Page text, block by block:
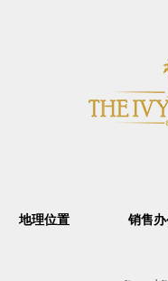
地理位置 销售